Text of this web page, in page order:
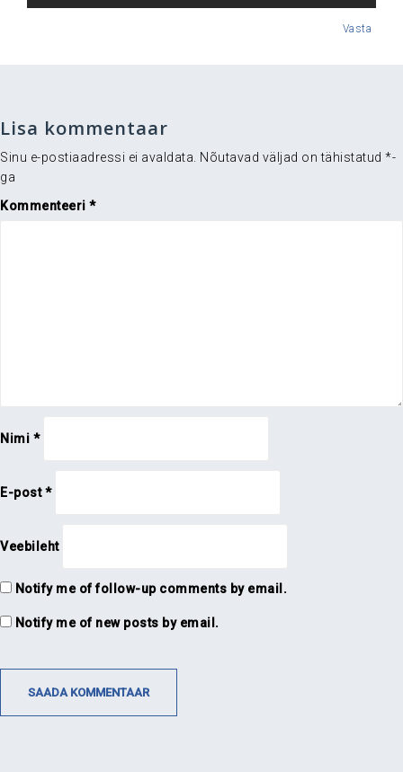
Vasta
Lisa kommentaar
Sinu e-postiaadressi ei avaldata. Nõutavad väljad on tähistatud *-
ga
Kommenteeri *
Nimi *
E-post*
Veebileht
Notify me of follow-up comments by email.
Notify me of new posts by email.